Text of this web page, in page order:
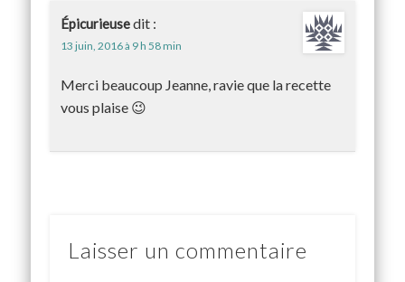
Épicurieusedit :
13 juin, 2016 à 9 h 58 min
Merci beaucoup Jeanne, ravie que la recette
vous plaise 😉
Laisser un commentaire